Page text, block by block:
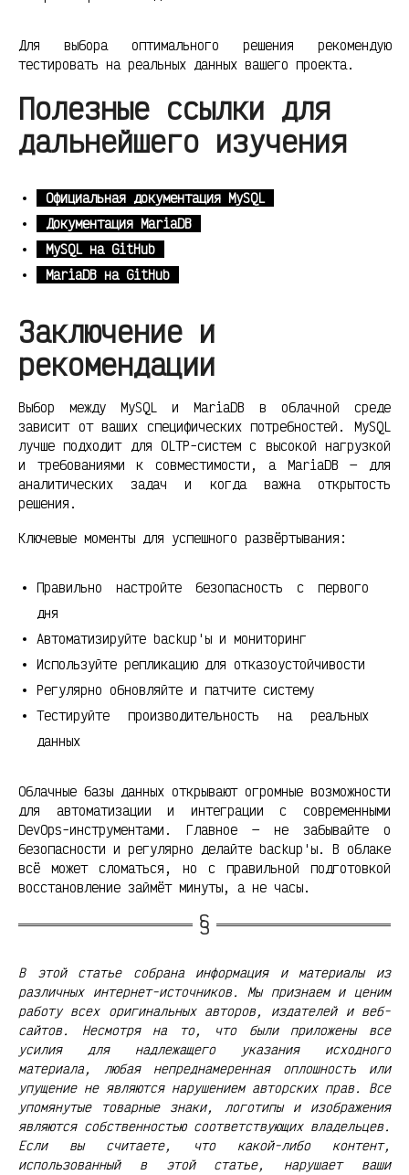
Для выбора оптимального решения рекомендую
тестировать на реальных данных вашего проекта.
Полезные ссылки для
дальнейшего изучения
Официальная документация MySQL
Документация MariaDB
MySQL на GitHub
MariaDB на GitHub
Заключение и
рекомендации
Выбор между MySQL и MariaDB в облачной среде
зависит от ваших специфических потребностей. MySQL
лучше подходит для OLTP-систем с высокой нагрузкой
и требованиями к совместимости, а MariaDB — для
аналитических задач и когда важна открытость
решения.
Ключевые моменты для успешного развёртывания:
Правильно настройте безопасность с первого
дня
Автоматизируйте backup'ы и мониторинг
Используйте репликацию для отказоустойчивости
Регулярно обновляйте и патчите систему
Тестируйте производительность на реальных
данных
Облачные базы данных открывают огромные возможности
для автоматизации и интеграции с современными
DevOps-инструментами. Главное — не забывайте о
безопасности и регулярно делайте backup'ы. В облаке
всё может сломаться, но с правильной подготовкой
восстановление займёт минуты, а не часы.
В этой статье собрана информация и материалы из
различных интернет-источников. Мы признаем и ценим
работу всех оригинальных авторов, издателей и веб-
сайтов. Несмотря на то, что были приложены все
усилия для надлежащего указания исходного
материала, любая непреднамеренная оплошность или
упущение не являются нарушением авторских прав. Все
упомянутые товарные знаки, логотипы и изображения
являются собственностью соответствующих владельцев.
Если вы считаете, что какой-либо контент,
использованный в этой статье, нарушает ваши